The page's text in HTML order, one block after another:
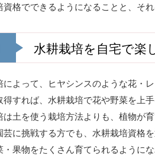
資格でできるようになることと、そ
水耕栽培を自宅で楽
によって、ヒヤシンスのような花・
得すれば、水耕栽培で花や野菜を上
は土を使う栽培方法よりも、植物が育
芸に挑戦する方でも、水耕栽培資格
・果物をたくさん育てられるように